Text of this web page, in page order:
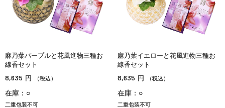
麻乃葉パープルと花風進物三種お
線香セット
8,635 円 （税込）
在庫：○
二重包装不可
麻乃葉イエローと花風進物三種お
線香セット
8,635 円 （税込）
在庫：○
二重包装不可